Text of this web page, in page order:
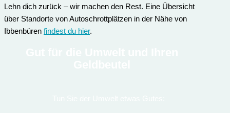
Lehn dich zurück – wir machen den Rest. Eine Übersicht
über Standorte von Autoschrottplätzen in der Nähe von
Ibbenbüren findest du hier.